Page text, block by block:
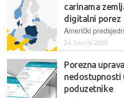
carinama
digitalni porez
24. travnja 2026.
Porezna
nedostupnosti
poduzetnike